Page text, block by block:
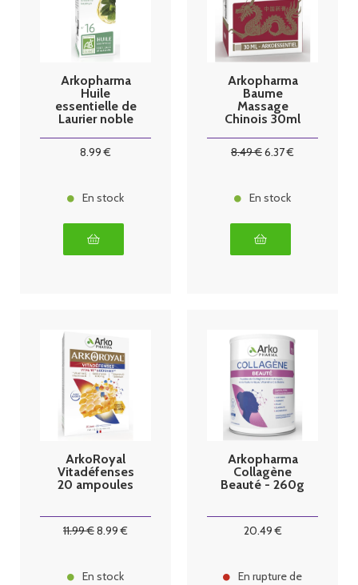
Arkopharma
Huile
essentielle de
Laurier noble
8.99 €
En stock
Arkopharma
Baume
Massage
Chinois 30ml
8.49€6.37€
En stock
ArkoRoyal
Vitadéfenses
20 ampoules
11.99€8.99 €
En stock
Arkopharma
Collagène
Beauté - 260g
20.49€
En rupture de